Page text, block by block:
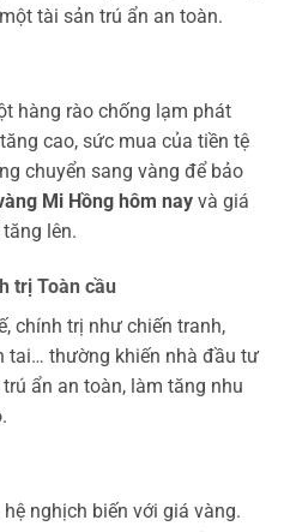
tài sản trú ẩn an toàn.
hàng rào chống lạm phát
cao, sức mua của tiền tệ
chuyển sang vàng để bảo
Mi Hồng hôm nay và giá
lên.
trị Toàn cầu
chính trị như chiến tranh,
tai… thường khiến nhà đầu tư
ẩn an toàn, làm tăng nhu
nghịch biến với giá vàng.